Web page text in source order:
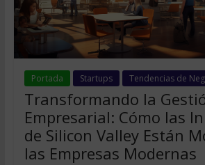
Portada Startups Tendencias de
Transformando la
Empresarial: Cómo las
de Silicon Valley Están
las Empresas Modernas